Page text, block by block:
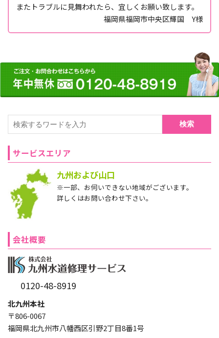
またトラブルに見舞われたら、宜しくお願い致します。
福岡県福岡市中央区輝国 Y様
検索
サービスエリア
九州および山口
※一部、お伺いできない地域がございます。
詳しくはお問い合わせ下さい。
会社概要
0120-48-8919
北九州本社
〒806-0067
福岡県北九州市八幡西区引野2丁目8番1号